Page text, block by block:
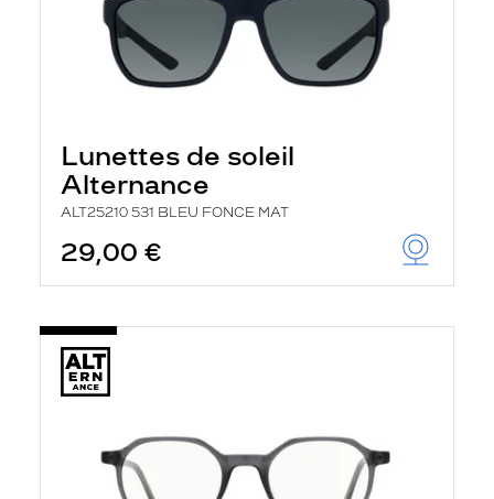
Lunettes de soleil
Alternance
ALT25210 531 BLEU FONCE MAT
29,00 €